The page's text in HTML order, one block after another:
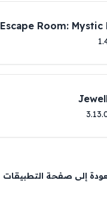
Escape Room: Mystic
إلى صفحة التطبيقات